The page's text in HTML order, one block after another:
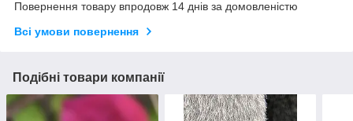
Повернення товару впродовж 14 днів за домовленістю
Всі умови повернення
Подібні товари компанії